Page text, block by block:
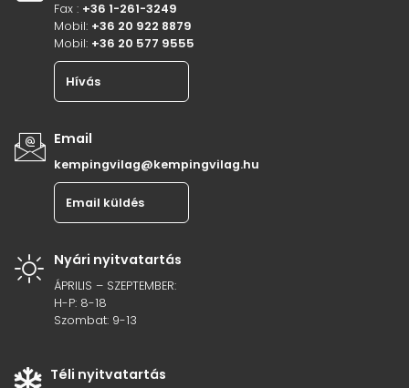
Fax : +36 1-261-3249
Mobil: +36 20 922 8879
Mobil: +36 20 577 9555
Hívás
Email
kempingvilag@kempingvilag.hu
Email küldés
Nyári nyitvatartás
ÁPRILIS – SZEPTEMBER:
H-P: 8-18
Szombat: 9-13
Téli nyitvatartás